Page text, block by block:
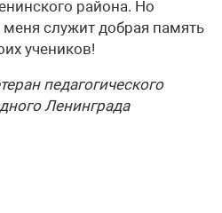
района. Но
служит добрая память
учеников!
педагогического
Ленинграда